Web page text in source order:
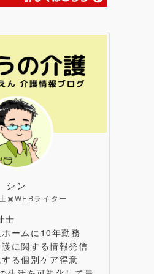
シン
✖️WEBライター
士
ームに10年勤務
に関する情報発信
る個別ケア得意